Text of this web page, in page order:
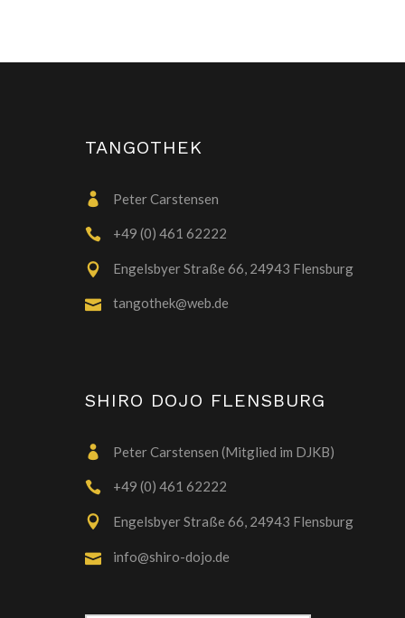
TANGOTHEK
Peter Carstensen
+49 (0) 461 62222
Engelsbyer Straße 66, 24943 Flensburg
tangothek@web.de
SHIRO DOJO FLENSBURG
Peter Carstensen (Mitglied im DJKB)
+49 (0) 461 62222
Engelsbyer Straße 66, 24943 Flensburg
info@shiro-dojo.de